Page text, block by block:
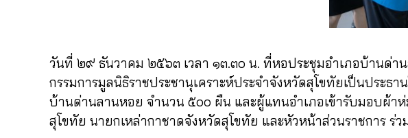
วันที่ ๒๙ ธันวาคม ๒๕๖๓ เวลา ๑๓.๓๐ น. ที่หอประชุมอำเภอบ้านด่า
กรรมการมูลนิธิราชประชานุเคราะห์ประจำจังหวัดสุโขทัยเป็นประ
บ้านด่านลานหอย จำนวน ๕๐๐ ผืน และผู้แทนอำเภอเข้ารับมอบผ้า
สุโขทัย นายกเหล่ากาชาดจังหวัดสุโขทัย และหัวหน้าส่วนราชการ ร่